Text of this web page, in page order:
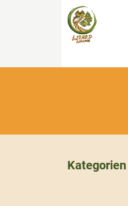
Kategorien